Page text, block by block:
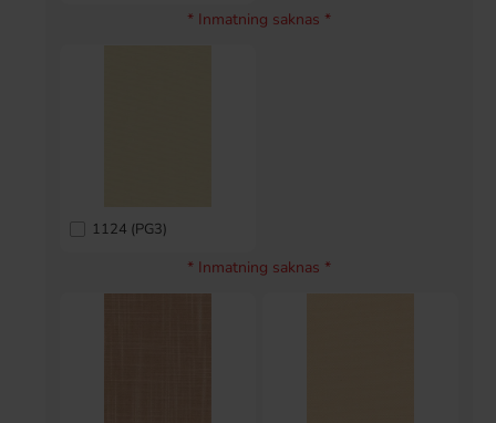
* Inmatning saknas *
1124 (PG3)
* Inmatning saknas *